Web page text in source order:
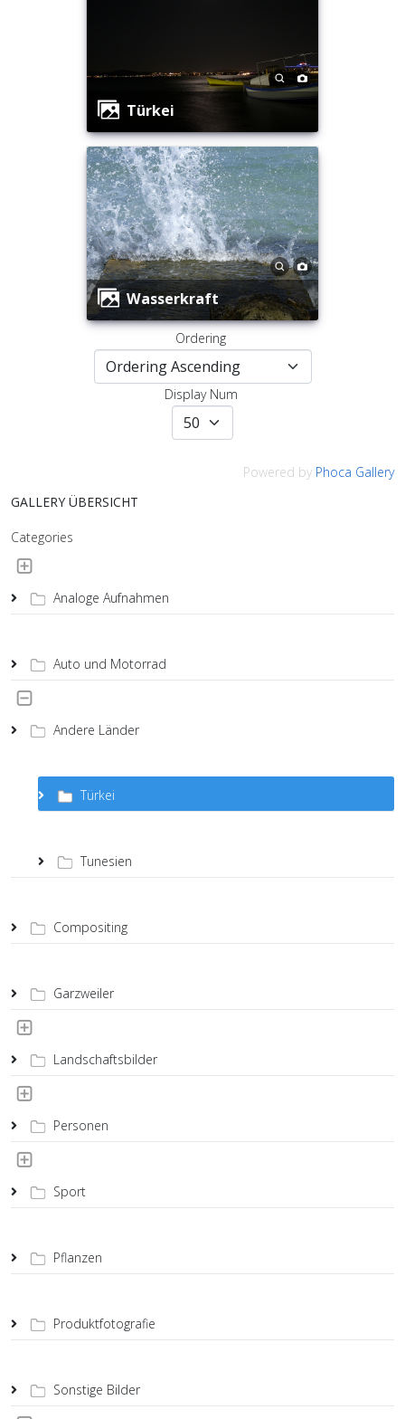
Türkei
Wasserkraft
Ordering
Display Num
Powered by Phoca Gallery
GALLERY ÜBERSICHT
Categories
Analoge Aufnahmen
Auto und Motorrad
Andere Länder
Türkei
Tunesien
Compositing
Garzweiler
Landschaftsbilder
Personen
Sport
Pflanzen
Produktfotografie
Sonstige Bilder